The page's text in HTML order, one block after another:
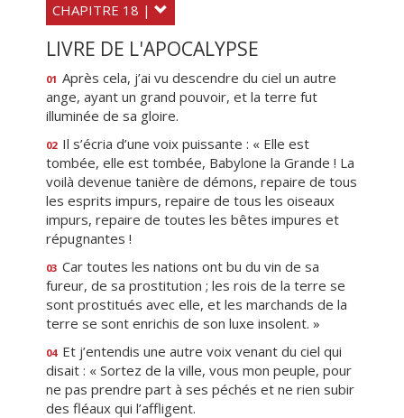
CHAPITRE 18 |
LIVRE DE L'APOCALYPSE
01 Après cela, j’ai vu descendre du ciel un autre
ange, ayant un grand pouvoir, et la terre fut
illuminée de sa gloire.
02 Il s’écria d’une voix puissante : « Elle est
tombée, elle est tombée, Babylone la Grande ! La
voilà devenue tanière de démons, repaire de tous
les esprits impurs, repaire de tous les oiseaux
impurs, repaire de toutes les bêtes impures et
répugnantes !
03 Car toutes les nations ont bu du vin de sa
fureur, de sa prostitution ; les rois de la terre se
sont prostitués avec elle, et les marchands de la
terre se sont enrichis de son luxe insolent. »
04 Et j’entendis une autre voix venant du ciel qui
disait : « Sortez de la ville, vous mon peuple, pour
ne pas prendre part à ses péchés et ne rien subir
des fléaux qui l’affligent.